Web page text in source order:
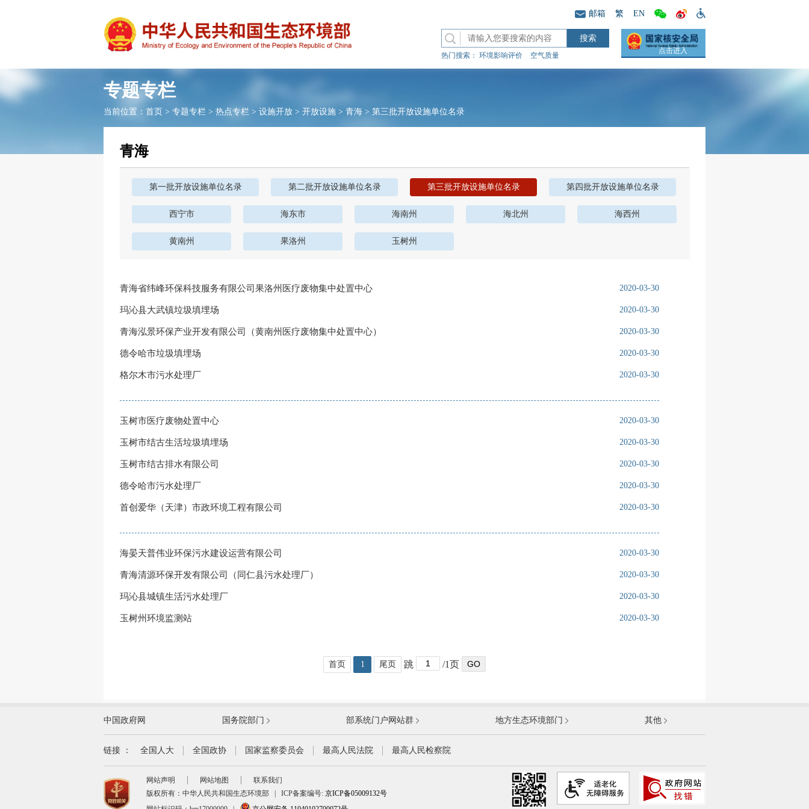
邮箱 繁 EN
热门搜索： 环境影响评价 空气质量
点击进入
专题专栏
当前位置： 首页 > 专题专栏 > 热点专栏 > 设施开放 > 开放设施 > 青海 > 第三批开放设施单位名录
青海
第一批开放设施单位名录 第二批开放设施单位名录 第三批开放设施单位名录 第四批开放设施单位名录
西宁市 海东市 海南州 海北州 海西州
黄南州 果洛州 玉树州
2020-03-30
青海省纬峰环保科技服务有限公司果洛州医疗废物集中处置中心
2020-03-30
玛沁县大武镇垃圾填埋场
2020-03-30
青海泓景环保产业开发有限公司（黄南州医疗废物集中处置中心）
2020-03-30
德令哈市垃圾填埋场
2020-03-30
格尔木市污水处理厂
2020-03-30
玉树市医疗废物处置中心
2020-03-30
玉树市结古生活垃圾填埋场
2020-03-30
玉树市结古排水有限公司
2020-03-30
德令哈市污水处理厂
2020-03-30
首创爱华（天津）市政环境工程有限公司
2020-03-30
海晏天普伟业环保污水建设运营有限公司
2020-03-30
青海清源环保开发有限公司（同仁县污水处理厂）
2020-03-30
玛沁县城镇生活污水处理厂
2020-03-30
玉树州环境监测站
首页 1 尾页 跳 /1页 GO
外交部 国防部
国家发展和改革委员会
国家民族事务委员会
公安部
司法部
财政部
人力资源和社会保障部
自然资源部
住房和城乡建设部
交通运输部
水利部 农业农村部
中国政府网 国务院部门 部系统门户网站群 地方生态环境部门 其他
链接 ： 全国人大 全国政协 国家监察委员会 最高人民法院 最高人民检察院
网站声明 网站地图
联系我们
版权所有：中华人民共和国生态环境部
ICP备案编号: 京ICP备05009132号